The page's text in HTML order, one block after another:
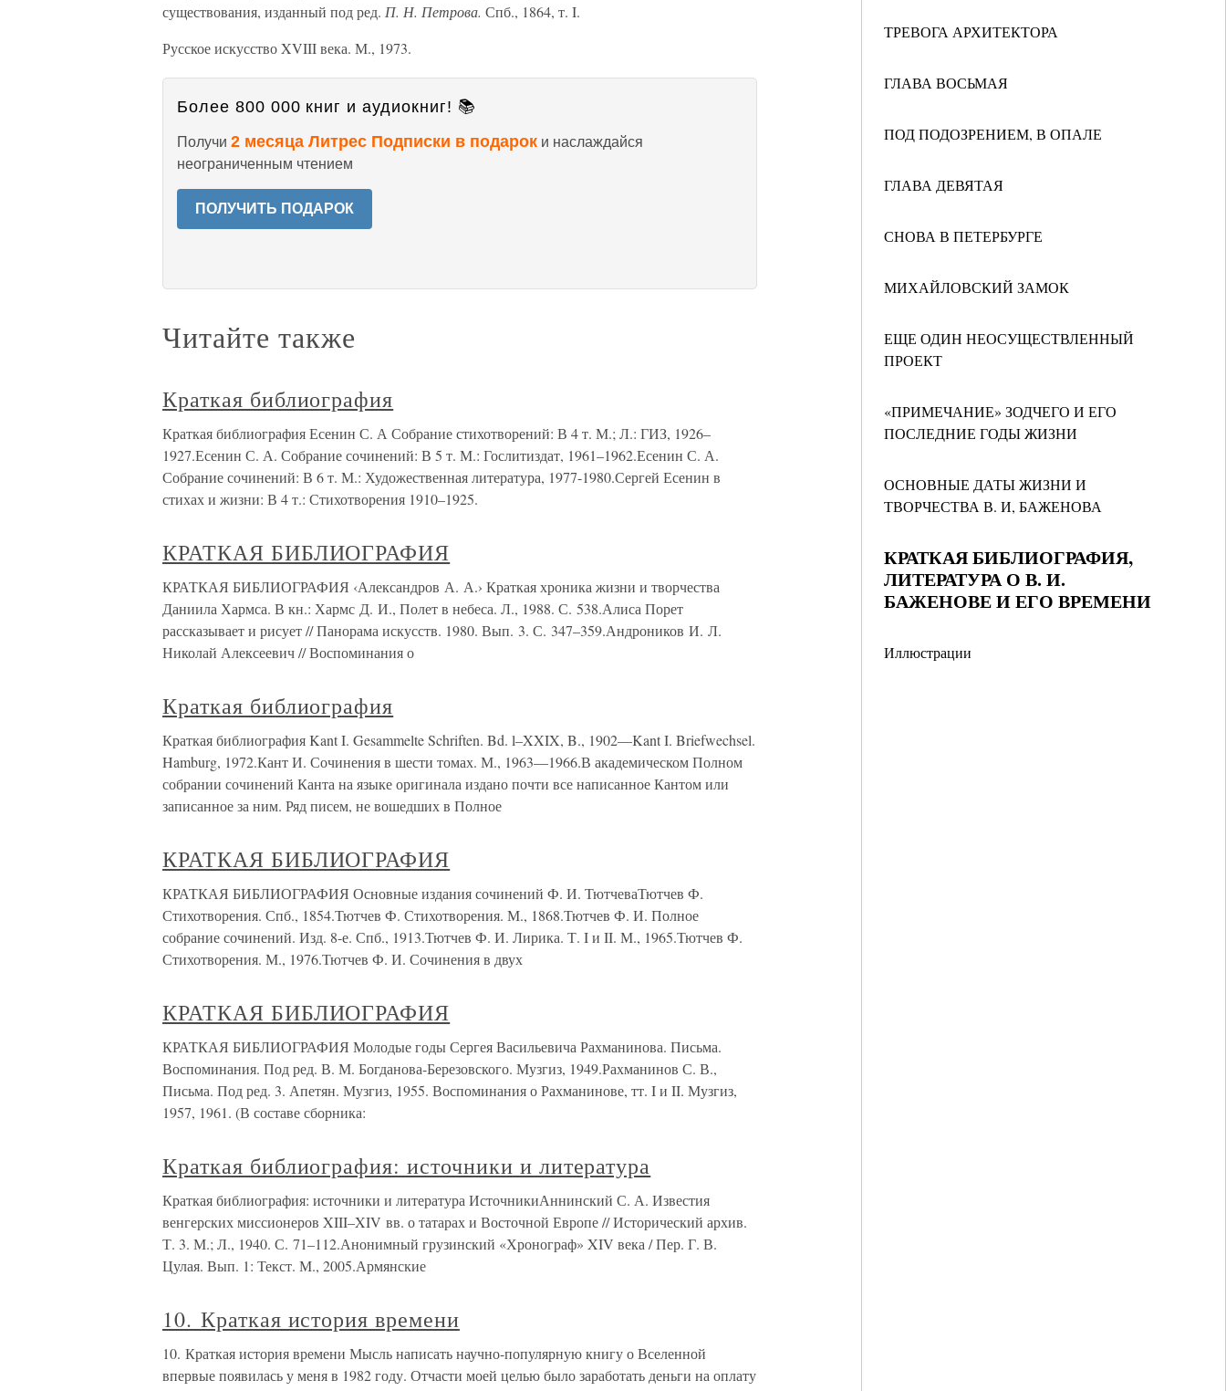
ТРЕВОГА АРХИТЕКТОРА
ГЛАВА ВОСЬМАЯ
ПОД ПОДОЗРЕНИЕМ, В ОПАЛЕ
ГЛАВА ДЕВЯТАЯ
СНОВА В ПЕТЕРБУРГЕ
МИХАЙЛОВСКИЙ ЗАМОК
ЕЩЕ ОДИН НЕОСУЩЕСТВЛЕННЫЙ
ПРОЕКТ
«ПРИМЕЧАНИЕ» ЗОДЧЕГО И ЕГО
ПОСЛЕДНИЕ ГОДЫ ЖИЗНИ
ОСНОВНЫЕ ДАТЫ ЖИЗНИ И
ТВОРЧЕСТВА В. И, БАЖЕНОВА
КРАТКАЯ БИБЛИОГРАФИЯ,
ЛИТЕРАТУРА О В. И.
БАЖЕНОВЕ И ЕГО ВРЕМЕНИ
Иллюстрации
существования, изданный под ред. П. Н. Петрова. Спб., 1864, т. I.
Русское искусство XVIII века. М., 1973.
Более 800 000 книг и аудиокниг! 📚
Получи 2 месяца Литрес Подписки в подарок и наслаждайся
неограниченным чтением
ПОЛУЧИТЬ ПОДАРОК
Читайте также
Краткая библиография
Краткая библиография Есенин С. А Собрание стихотворений: В 4 т. М.; Л.: ГИЗ, 1926–
1927.Есенин С. А. Собрание сочинений: В 5 т. М.: Гослитиздат, 1961–1962.Есенин С. А.
Собрание сочинений: В 6 т. М.: Художественная литература, 1977-1980.Сергей Есенин в
стихах и жизни: В 4 т.: Стихотворения 1910–1925.
КРАТКАЯ БИБЛИОГРАФИЯ
КРАТКАЯ БИБЛИОГРАФИЯ ‹Александров А. А.› Краткая хроника жизни и творчества
Даниила Хармса. В кн.: Хармс Д. И., Полет в небеса. Л., 1988. С. 538.Алиса Порет
рассказывает и рисует // Панорама искусств. 1980. Вып. 3. С. 347–359.Андроников И. Л.
Николай Алексеевич // Воспоминания о
Краткая библиография
Краткая библиография Kant I. Gesammelte Schriften. Bd. l–XXIX, B., 1902—Kant I. Briefwechsel.
Hamburg, 1972.Кант И. Сочинения в шести томах. М., 1963—1966.В академическом Полном
собрании сочинений Канта на языке оригинала издано почти все написанное Кантом или
записанное за ним. Ряд писем, не вошедших в Полное
КРАТКАЯ БИБЛИОГРАФИЯ
КРАТКАЯ БИБЛИОГРАФИЯ Основные издания сочинений Ф. И. ТютчеваТютчев Ф.
Стихотворения. Спб., 1854.Тютчев Ф. Стихотворения. М., 1868.Тютчев Ф. И. Полное
собрание сочинений. Изд. 8-е. Спб., 1913.Тютчев Ф. И. Лирика. Т. I и II. М., 1965.Тютчев Ф.
Стихотворения. М., 1976.Тютчев Ф. И. Сочинения в двух
КРАТКАЯ БИБЛИОГРАФИЯ
КРАТКАЯ БИБЛИОГРАФИЯ Молодые годы Сергея Васильевича Рахманинова. Письма.
Воспоминания. Под ред. В. М. Богданова-Березовского. Музгиз, 1949.Рахманинов С. В.,
Письма. Под ред. 3. Апетян. Музгиз, 1955. Воспоминания о Рахманинове, тт. I и II. Музгиз,
1957, 1961. (В составе сборника:
Краткая библиография: источники и литература
Краткая библиография: источники и литература ИсточникиАннинский С. А. Известия
венгерских миссионеров XIII–XIV вв. о татарах и Восточной Европе // Исторический архив.
Т. 3. М.; Л., 1940. С. 71–112.Анонимный грузинский «Хронограф» XIV века / Пер. Г. В.
Цулая. Вып. 1: Текст. М., 2005.Армянские
10. Краткая история времени
10. Краткая история времени Мысль написать научно-популярную книгу о Вселенной
впервые появилась у меня в 1982 году. Отчасти моей целью было заработать деньги на оплату